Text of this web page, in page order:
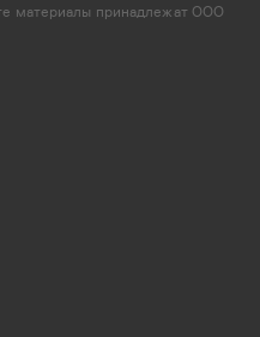
материалы принадлежат ООО